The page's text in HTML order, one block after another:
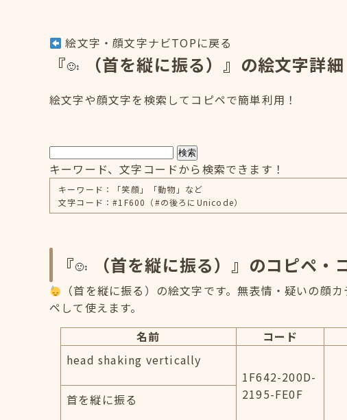
絵文字・顔文字ナビTOPに戻る
『 （首を縦に振る）』の絵文字詳細
絵文字や顔文字を検索してコピペで簡単利用！
検索
キーワード、文字コードから検索できます！
キーワード：「笑顔」「動物」など
文字コード：#1F600（#の後ろにUnicode）
『 （首を縦に振る）』のコピペ・
（首を縦に振る）の絵文字です。無表情・疑いの顔
ペして使えます。
名前
コード
head shaking vertically
1F642-200D-
2195-FE0F
首を縦に振る